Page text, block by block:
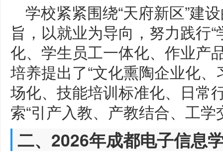
学校紧紧围绕“天府新区”建
旨，以就业为导向，努力践行
化、学生员工一体化、作业产
培养提出了“文化熏陶企业化
场化、技能培训标准化、日常
索“引产入教、产教结合、工学
二、2026年成都电子信息